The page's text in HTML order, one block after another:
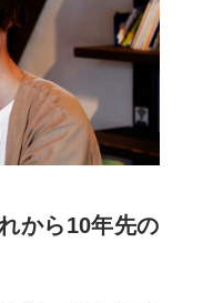
から10年先の